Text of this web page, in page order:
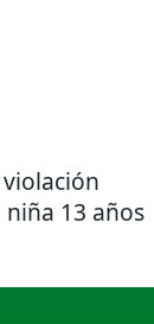
13 años